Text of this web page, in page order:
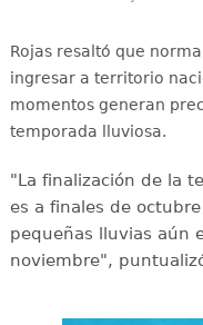
Rojas resaltó que
ingresar a territorio
momentos generan
temporada lluviosa.
"La finalización de la
es a finales de
pequeñas lluvias aún
noviembre",